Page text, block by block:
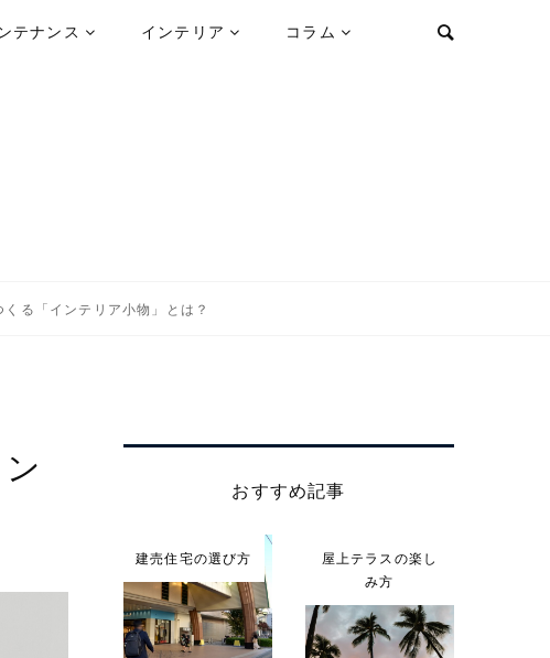
テナンス インテリア コラム
る「インテリア小物」とは？
おすすめ記事
建売住宅の選び方
屋上テラスの楽し
み方